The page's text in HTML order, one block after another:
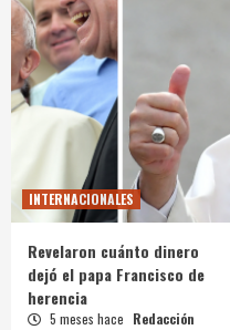
INTERNACIONALES
Revelaron cuánto dinero
dejó el papa Francisco de
herencia
5 meses hace Redacción